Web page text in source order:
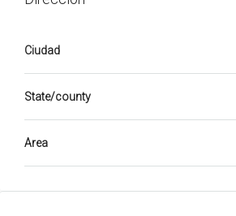
Ciudad
State/county
Area